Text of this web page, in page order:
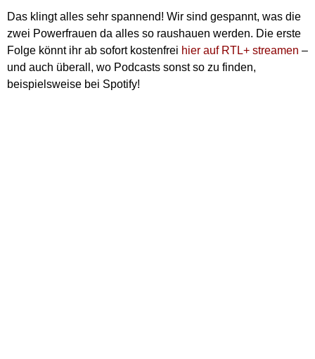
Das klingt alles sehr spannend! Wir sind gespannt, was die
zwei Powerfrauen da alles so raushauen werden. Die erste
Folge könnt ihr ab sofort kostenfrei hier auf RTL+ streamen –
und auch überall, wo Podcasts sonst so zu finden,
beispielsweise bei Spotify!